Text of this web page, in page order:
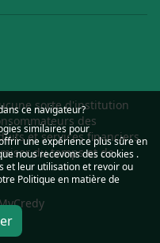
sorte d'institution
des
et services financiers
du temps et de
ce navigateur?
similaires pour
une expérience plus sûre en
nous recevons des cookies .
et leur utilisation et revoir ou
Politique en matière de